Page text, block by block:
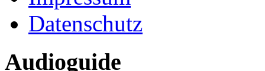
Datenschutz
Audioguide